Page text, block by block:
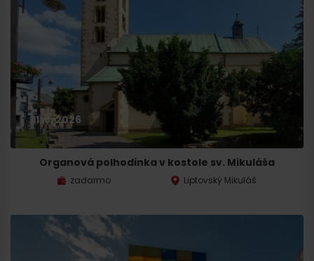
11. 8. 2026
Organová polhodinka v kostole sv. Mikuláša
zadarmo Liptovský Mikuláš